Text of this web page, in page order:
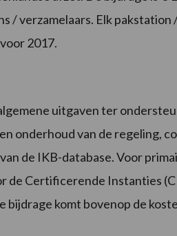
/ verzamelaars. Elk pakstation
2017.
uitgaven ter
onderhoud van de regeling,
de IKB-database. Voor
Certificerende Instanties
komt bovenop de